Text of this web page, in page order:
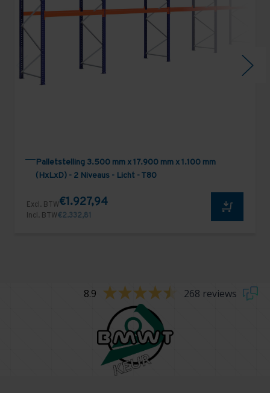
Palletstelling 3.500 mm x 17.900 mm x 1.100 mm
(HxLxD) - 2 Niveaus - Licht - T80
Excl. BTW€1.927,94
Incl. BTW€2.332,81
8.9 268 reviews